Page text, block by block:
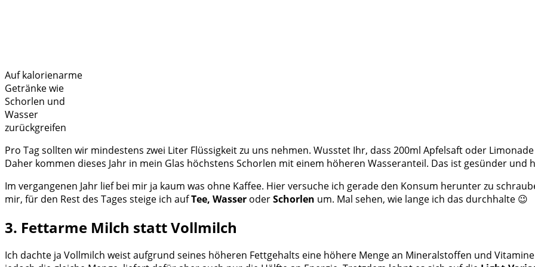
Auf kalorienarme
Getränke wie
Schorlen und
Wasser
zurückgreifen
Pro Tag sollten wir mindestens zwei Liter Flüssigkeit zu uns nehmen. Wusstet Ihr, dass 200ml Apfelsaft oder
Daher kommen dieses Jahr in mein Glas höchstens Schorlen mit einem höheren Wasseranteil. Das ist gesünder und
Im vergangenen Jahr lief bei mir ja kaum was ohne Kaffee. Hier versuche ich gerade den Konsum herunter zu
mir, für den Rest des Tages steige ich aufTee, Wasser oderSchorlen um. Mal sehen, wie lange ich das durchhalte 😉
3. Fettarme Milch statt Vollmilch
Ich dachte ja Vollmilch weist aufgrund seines höheren Fettgehalts eine höhere Menge an Mineralstoffen und